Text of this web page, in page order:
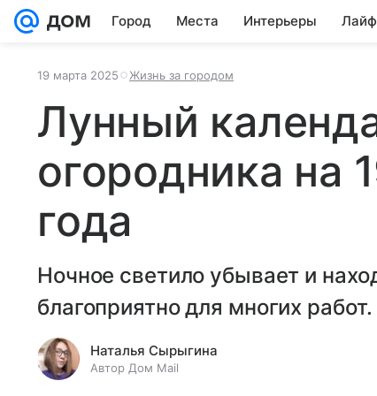
Город Места Интерьеры
19 марта 2025 Жизнь за городом
Лунный
огородника на
года
Ночное светило убывает и
благоприятно для многих работ.
Наталья Сырыгина
Автор Дом Mail